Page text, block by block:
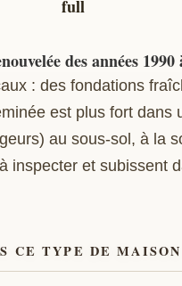
full
des années
: des fondations
est plus fort dans
au sous-sol, à la
et subissent
CE TYPE DE MAISON